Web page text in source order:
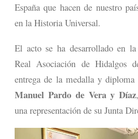
España que hacen de nuestro
en la Historia Universal.
El acto se ha desarrollado en
Real Asociación de Hidalgos
entrega de la medalla y diploma
Manuel Pardo de Vera y Díaz
una representación de su Junta